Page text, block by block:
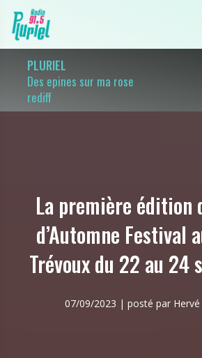
PLURIEL
Des epines sur ma rose
rediff
La première édition
d’Automne Festival
Trévoux du 22 au 24
07/09/2023 | posté par Hervé